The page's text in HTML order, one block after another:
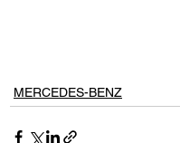
MERCEDES-BENZ